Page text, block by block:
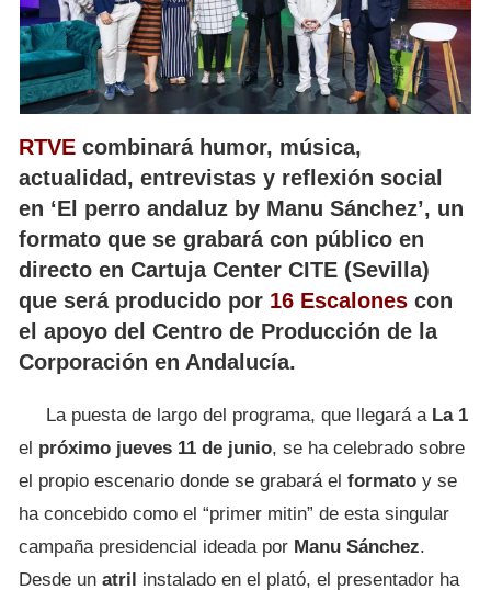
RTVE combinará humor, música,
actualidad, entrevistas y reflexión social
en ‘El perro andaluz by Manu Sánchez’, un
formato que se grabará con público en
directo en Cartuja Center CITE (Sevilla)
que será producido por 16 Escalones con
el apoyo del Centro de Producción de la
Corporación en Andalucía.
La puesta de largo del programa, que llegará a La 1
el próximo jueves 11 de junio, se ha celebrado sobre
el propio escenario donde se grabará el formato y se
ha concebido como el “primer mitin” de esta singular
campaña presidencial ideada por Manu Sánchez.
Desde un atril
instalado en el plató, el presentador ha